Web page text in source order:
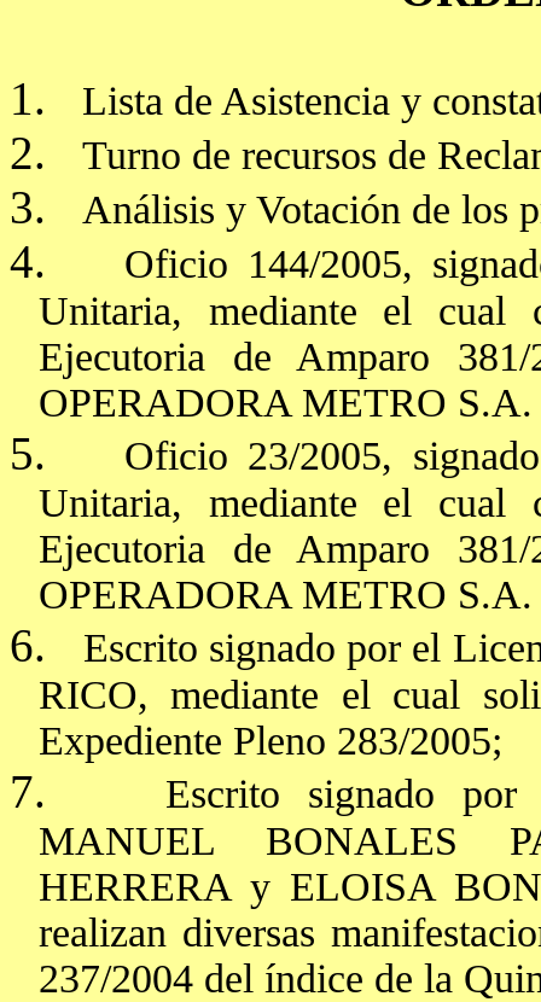
1. Lista de Asistencia y
2. Turno de recursos de
3. Análisis y Votación de los
4.
Oficio 144/2005,
Unitaria, mediante el cual
Ejecutoria de Amparo
OPERADORA METRO
5.
Oficio 23/2005,
Unitaria, mediante el cual
Ejecutoria de Amparo
OPERADORA METRO
6.
Escrito signado por el
RICO, mediante el cual
Expediente Pleno 283/2005;
7.
Escrito signado por
MANUEL BONALES
HERRERA y ELOISA
realizan diversas
237/2004 del índice de la